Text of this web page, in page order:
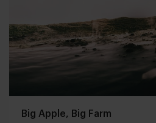
Big Apple, Big Farm